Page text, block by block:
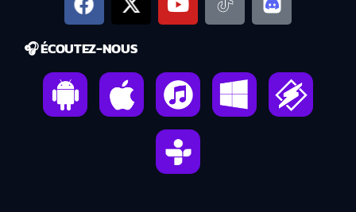
🎧 ÉCOUTEZ-NOUS